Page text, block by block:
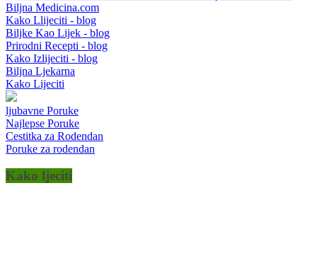
Biljna Medicina.com
Kako Llijeciti - blog
Biljke Kao Lijek - blog
Prirodni Recepti - blog
Kako Izlijeciti - blog
Biljna Ljekarna
Kako Lijeciti
ljubavne Poruke
Najlepse Poruke
Cestitka za Rodendan
Poruke za rodendan
Kako ljeciti